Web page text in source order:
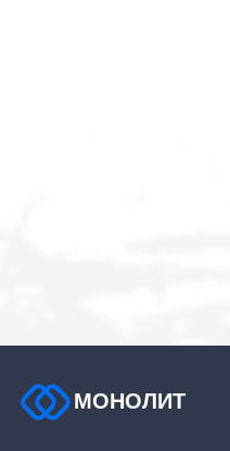
МОНОЛИТ